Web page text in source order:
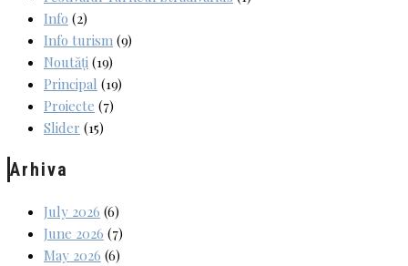
Info (2)
Info turism (9)
Noutăți (19)
Principal (19)
Proiecte (7)
Slider (15)
Arhiva
July 2026 (6)
June 2026 (7)
May 2026 (6)